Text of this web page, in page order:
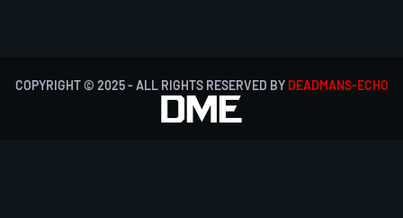
COPYRIGHT © 2025 - ALL RIGHTS RESERVED BY DEADMANS-ECHO